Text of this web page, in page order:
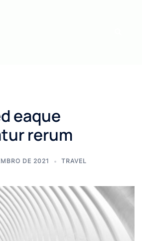
eaque
rerum
DE 2021 TRAVEL